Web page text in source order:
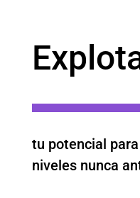
tu potencial
niveles nunca